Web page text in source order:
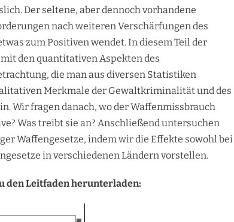
Der seltene, aber dennoch vorhandene
nach weiteren Verschärfungen des
zum Positiven wendet. In diesem Teil der
den quantitativen Aspekten des
die man aus diversen Statistiken
Merkmale der Gewaltkriminalität und des
Wir fragen danach, wo der Waffenmissbrauch
Was treibt sie an? Anschließend untersuchen
Waffengesetze, indem wir die Effekte sowohl bei
in verschiedenen Ländern vorstellen.
den Leitfaden herunterladen: